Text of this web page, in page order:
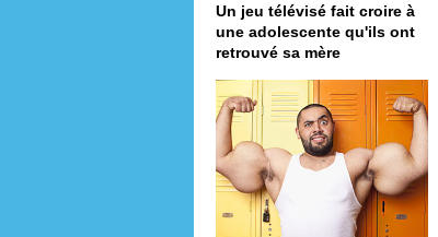
Un jeu télévisé fait croire à
une adolescente qu'ils ont
retrouvé sa mère